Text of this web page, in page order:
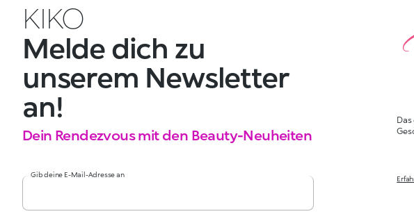
KIKO
Melde dich zu
unserem Newsletter
an!
Dein Rendezvous mit den Beauty-Neuheiten
Gib deine E-Mail-Adresse an